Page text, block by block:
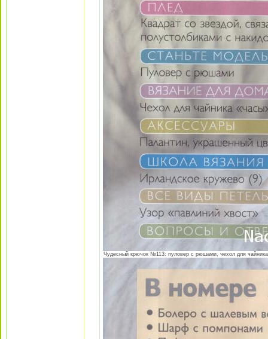
Чудесный крючок №113: пуловер с рюшами, чехол для